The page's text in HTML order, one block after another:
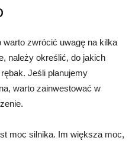
zwrócić uwagę na kilka
należy określić, do jakich
Jeśli planujemy
warto zainwestować w
moc silnika. Im większa moc,